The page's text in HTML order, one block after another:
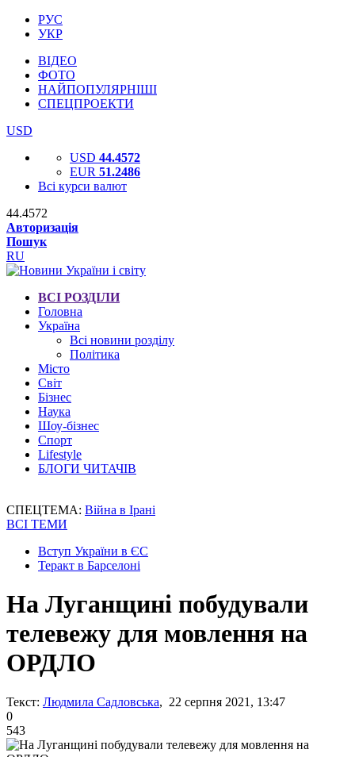
РУС
УКР
ВІДЕО
ФОТО
НАЙПОПУЛЯРНІШІ
СПЕЦПРОЕКТИ
USD
USD 44.4572
EUR 51.2486
Всі курси валют
44.4572
Авторизація
Пошук
RU
ВСІ РОЗДІЛИ
Головна
Україна
Всі новини розділу
Політика
Місто
Світ
Бізнес
Наука
Шоу-бізнес
Спорт
Lifestyle
БЛОГИ ЧИТАЧІВ
СПЕЦТЕМА: Війна в Ірані
ВСІ ТЕМИ
Вступ України в ЄС
Теракт в Барселоні
На Луганщині побудували
телевежу для мовлення на
ОРДЛО
Текст: Людмила Садловська, 22 серпня 2021, 13:47
0
543